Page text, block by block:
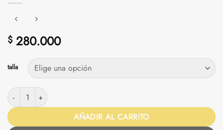
$ 280.000
talla
Vestido Cadencia cantidad
AÑADIR AL CARRITO